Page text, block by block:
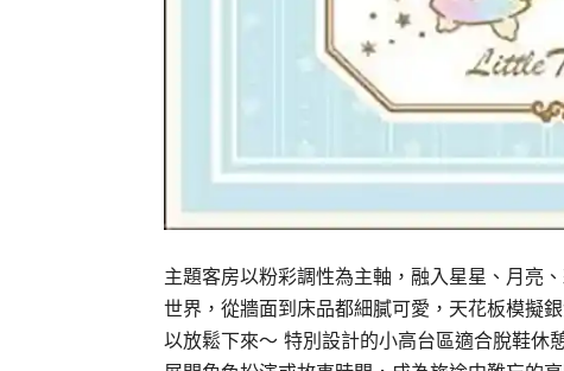
主題客房以粉彩調性為主軸，融入星星、月亮
世界，從牆面到床品都細膩可愛，天花板模擬
以放鬆下來～ 特別設計的小高台區適合脫鞋休